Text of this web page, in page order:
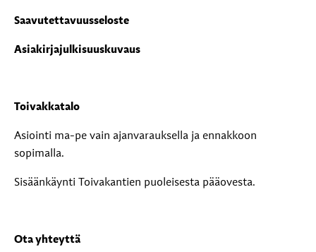
Saavutettavuusseloste
Asiakirjajulkisuuskuvaus
Toivakkatalo
Asiointi ma-pe vain ajanvarauksella ja ennakkoon
sopimalla.
Sisäänkäynti Toivakantien puoleisesta pääovesta.
Ota yhteyttä